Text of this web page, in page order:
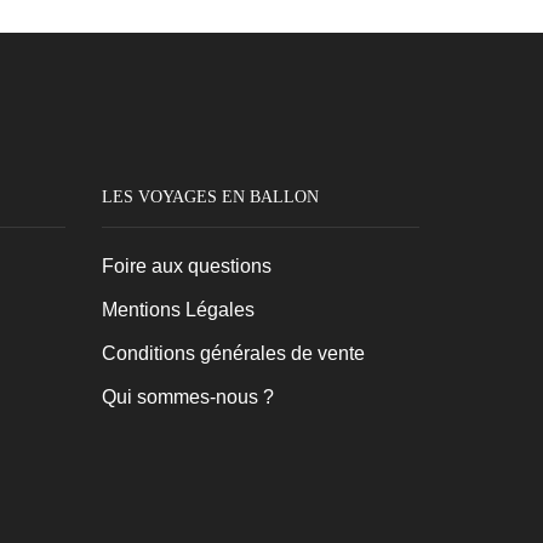
LES VOYAGES EN BALLON
Foire aux questions
Mentions Légales
Conditions générales de vente
Qui sommes-nous ?